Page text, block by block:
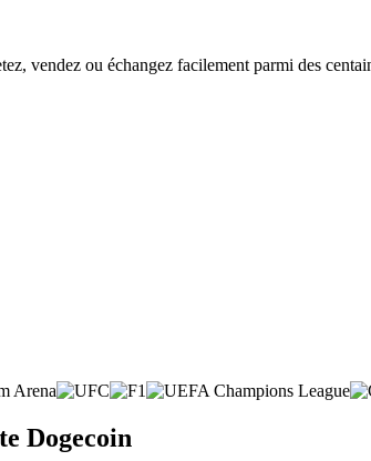
vendez ou échangez facilement parmi des
Dogecoin